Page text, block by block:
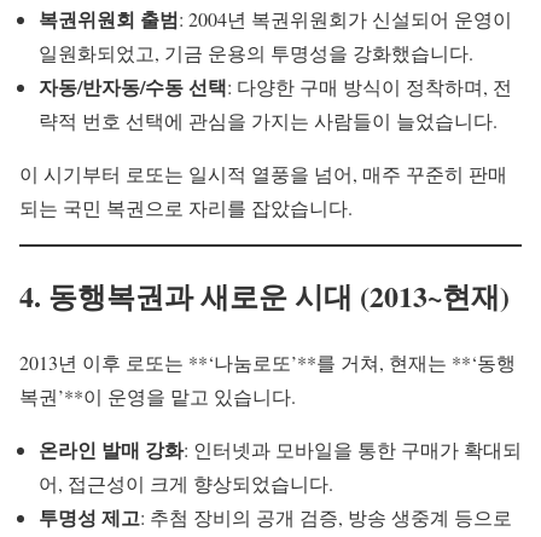
복권위원회 출범: 2004년 복권위원회가 신설되어 운영이
일원화되었고, 기금 운용의 투명성을 강화했습니다.
자동/반자동/수동 선택: 다양한 구매 방식이 정착하며, 전
략적 번호 선택에 관심을 가지는 사람들이 늘었습니다.
이 시기부터 로또는 일시적 열풍을 넘어, 매주 꾸준히 판매
되는 국민 복권으로 자리를 잡았습니다.
4. 동행복권과 새로운 시대 (2013~현재)
2013년 이후 로또는 **‘나눔로또’**를 거쳐, 현재는 **‘동행
복권’**이 운영을 맡고 있습니다.
온라인 발매 강화: 인터넷과 모바일을 통한 구매가 확대되
어, 접근성이 크게 향상되었습니다.
투명성 제고: 추첨 장비의 공개 검증, 방송 생중계 등으로